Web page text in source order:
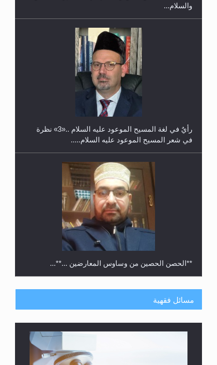
حفل توزيع الشهادات في الجامعة الأحمدية بنيجيريا لعام
في شعر المسيح الموعود عليه السلام.....
**الحصن الحصين من وساوس المعارضين ...**...
مسائل فقهية